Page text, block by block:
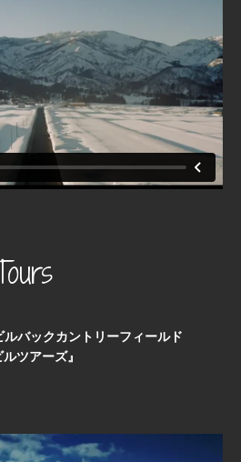
バックカントリーフィールド
ツアーズ』